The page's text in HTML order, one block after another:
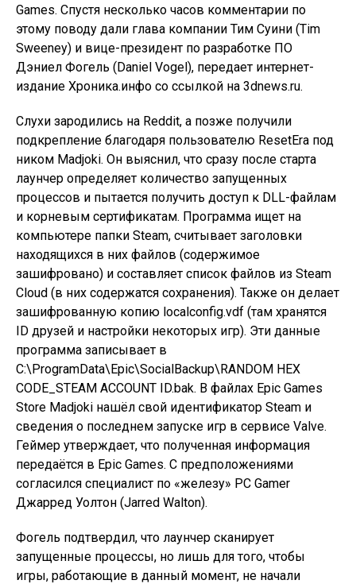
Games. Спустя несколько часов комментарии по
этому поводу дали глава компании Тим Суини (Tim
Sweeney) и вице-президент по разработке ПО
Дэниел Фогель (Daniel Vogel), передает интернет-
издание Хроника.инфо со ссылкой на 3dnews.ru.
Слухи зародились на Reddit, а позже получили
подкрепление благодаря пользователю ResetEra под
ником Madjoki. Он выяснил, что сразу после старта
лаунчер определяет количество запущенных
процессов и пытается получить доступ к DLL-файлам
и корневым сертификатам. Программа ищет на
компьютере папки Steam, считывает заголовки
находящихся в них файлов (содержимое
зашифровано) и составляет список файлов из Steam
Cloud (в них содержатся сохранения). Также он делает
зашифрованную копию localconfig.vdf (там хранятся
ID друзей и настройки некоторых игр). Эти данные
программа записывает в
C:\ProgramData\Epic\SocialBackup\RANDOM HEX
CODE_STEAM ACCOUNT ID.bak. В файлах Epic Games
Store Madjoki нашёл свой идентификатор Steam и
сведения о последнем запуске игр в сервисе Valve.
Геймер утверждает, что полученная информация
передаётся в Epic Games. С предположениями
согласился специалист по «железу» PC Gamer
Джарред Уолтон (Jarred Walton).
Фогель подтвердил, что лаунчер сканирует
запущенные процессы, но лишь для того, чтобы
игры, работающие в данный момент, не начали